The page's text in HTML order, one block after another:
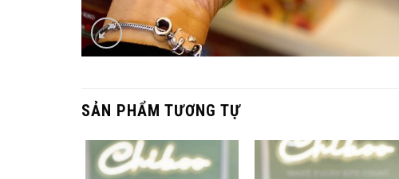
SẢN PHẨM TƯƠNG TỰ